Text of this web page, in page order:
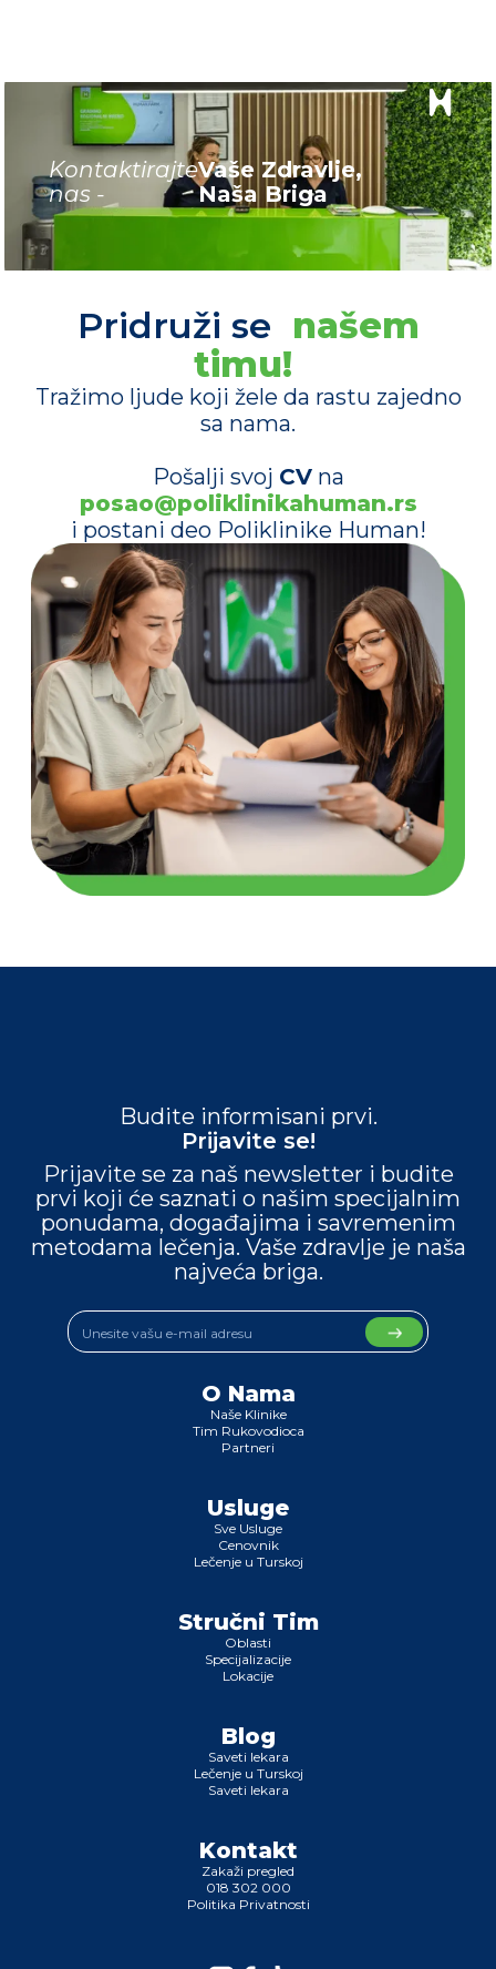
Kontaktirajte
nas -
Vaše Zdravlje,
Naša Briga
Pridruži se našem
timu!
Tražimo ljude koji žele da rastu zajedno
sa nama.
Pošalji svoj CVna
posao@poliklinikahuman.rs
i postani deo Poliklinike Human!
Budite informisani prvi.
Prijavite se!
Prijavite se za naš newsletter i budite
prvi koji će saznati o našim specijalnim
ponudama, događajima i savremenim
metodama lečenja. Vaše zdravlje je naša
najveća briga.
O Nama
Naše Klinike
Tim Rukovodioca
Partneri
Usluge
Sve Usluge
Cenovnik
Lečenje u Turskoj
Stručni Tim
Oblasti
Specijalizacije
Lokacije
Blog
Saveti lekara
Lečenje u Turskoj
Saveti lekara
Kontakt
Zakaži pregled
018 302 000
Politika Privatnosti